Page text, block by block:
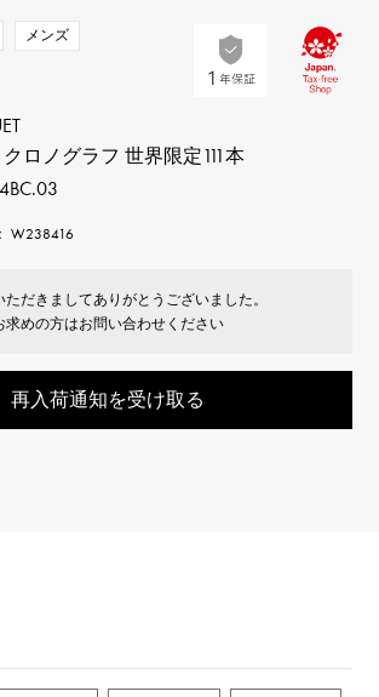
WATCH
ジウォッチ
メンズ
ロノグラフ 世界限定111本
W238416
ただきましてありがとうございました。
求めの方はお問い合わせください
再入荷通知を受け取る